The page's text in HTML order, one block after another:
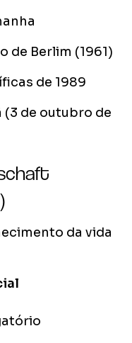
de Berlim (1961)
de 1989
(3 de outubro de
da vida